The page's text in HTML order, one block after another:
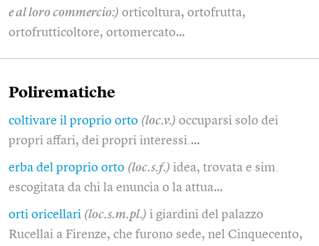
e al loro commercio:) orticoltura, ortofrutta,
ortofrutticoltore, ortomercato…
Polirematiche
coltivare il proprio orto (loc.v.) occuparsi solo dei
propri affari, dei propri interessi.…
erba del proprio orto (loc.s.f.) idea, trovata e sim.
escogitata da chi la enuncia o la attua…
orti oricellari (loc.s.m.pl.) i giardini del palazzo
Rucellai a Firenze, che furono sede, nel Cinquecento,